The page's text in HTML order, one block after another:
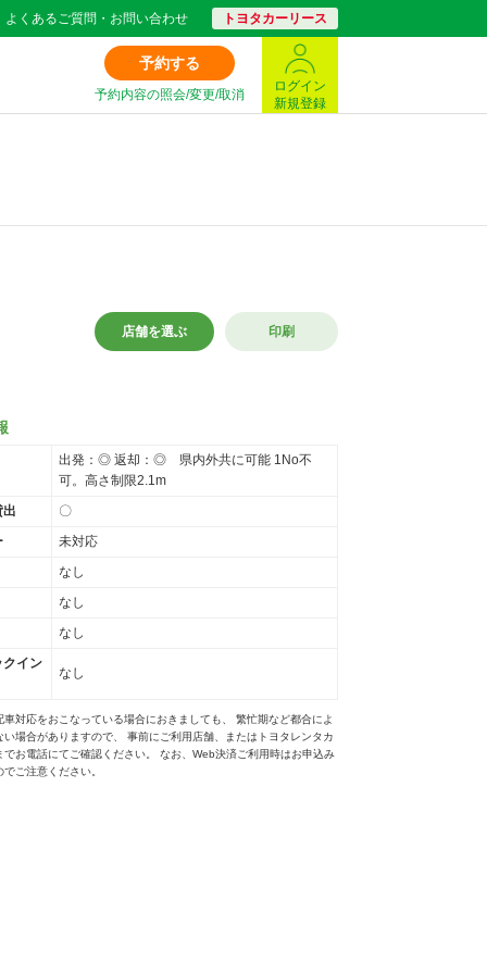
よくあるご質問・お問い合わせ トヨタカーリース
予約する
予約内容の照会/変更/取消
ログイン
新規登録
店舗を選ぶ 印刷
出発：◎ 返却：◎ 県内外共に可能 1No不
可。高さ制限2.1m
出
〇
未対応
なし
なし
なし
クイン
なし
対応をおこなっている場合におきましても、 繁忙期など都合によ
い場合がありますので、 事前にご利用店舗、またはトヨタレンタカ
でお電話にてご確認ください。 なお、Web決済ご利用時はお申込み
ご注意ください。